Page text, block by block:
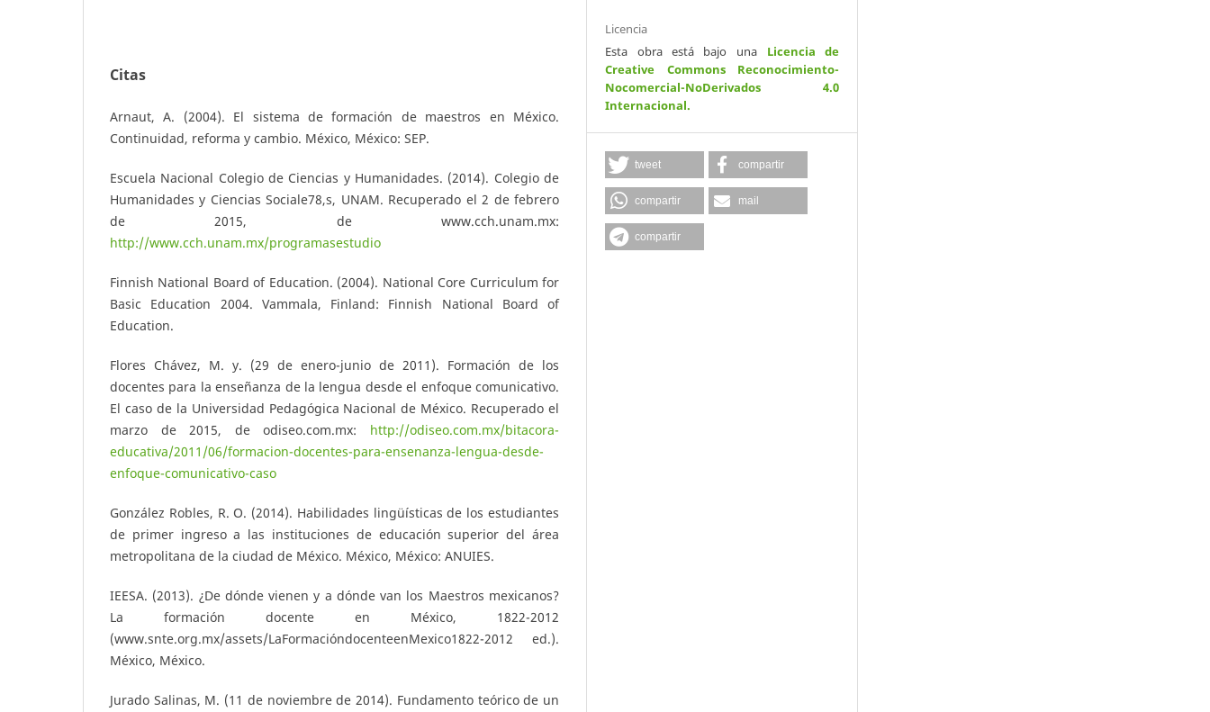
Citas
Arnaut, A. (2004). El sistema de formación de maestros en México.
Continuidad, reforma y cambio. México, México: SEP.
Escuela Nacional Colegio de Ciencias y Humanidades. (2014). Colegio de
Humanidades y Ciencias Sociale78,s, UNAM. Recuperado el 2 de febrero
de 2015, de www.cch.unam.mx:
http://www.cch.unam.mx/programasestudio
Finnish National Board of Education. (2004). National Core Curriculum for
Basic Education 2004. Vammala, Finland: Finnish National Board of
Education.
Flores Chávez, M. y. (29 de enero-junio de 2011). Formación de los
docentes para la enseñanza de la lengua desde el enfoque comunicativo.
El caso de la Universidad Pedagógica Nacional de México. Recuperado el
marzo de 2015, de odiseo.com.mx: http://odiseo.com.mx/bitacora-
educativa/2011/06/formacion-docentes-para-ensenanza-lengua-desde-
enfoque-comunicativo-caso
González Robles, R. O. (2014). Habilidades lingüísticas de los estudiantes
de primer ingreso a las instituciones de educación superior del área
metropolitana de la ciudad de México. México, México: ANUIES.
IEESA. (2013). ¿De dónde vienen y a dónde van los Maestros mexicanos?
La formación docente en México, 1822-2012
(www.snte.org.mx/assets/LaFormacióndocenteenMexico1822-2012 ed.).
México, México.
Jurado Salinas, M. (11 de noviembre de 2014). Fundamento teórico de un
Licencia
Esta obra está bajo una Licencia de
Creative Commons Reconocimiento-
Nocomercial-NoDerivados 4.0
Internacional.
tweet compartir
compartir mail
compartir